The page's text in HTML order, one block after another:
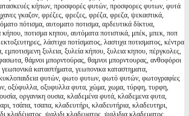
κήπων, προσφορές φυτών, προσφορες φυτων, φυτά
γκαζον, φρέζες, φρεζες, φρέζα, φρεζα, ψεκαστικά,
πότισμα, αυτοματο ποτισμα, αρδευτικά δίκτυα,
κήπου, ποτισμα κηπου, αυτόματα ποτιστικά, μπέκ, μπεκ, ποπ
λάστιχα ποτίσματος, λαστιχα ποτισματος, κέντρα
εμποτισμενη ξυλεια, ξυλεία κήπου, ξυλεια κηπου, πέργκολες,
θάμνοι μπορντούρας, θαμνοι μπορντουρας, ανθοφόροι
καταστήματα, γεωπονικα καταστηματα,
φυτών, φωτο φυτων, φωτό φυτών, φωτογραφίες
οξύφυλλα, οξυφυλλα φυτα, χώμα, χωμα, τύρφη, τυρφη,
οργανικη ουσια, κλαδεμένα φυτά, κλαδεμενα φυτα,
τσάπα, τσαπα, κλαδευτήρι, κλαδευτήρια, κλαδευτηρι,
κλαδέματος, ψαλιδι κλαδεματος, ψαλιδια κλαδεματος,